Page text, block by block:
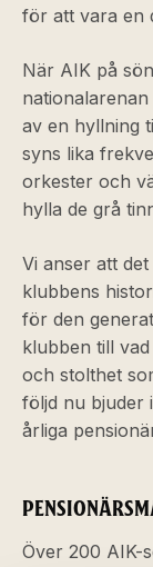
för att vara en
När AIK på
av en hyllning
syns lika
orkester och
hylla de grå
Vi anser att
klubbens
för den
klubben till
och stolthet
följd nu bjuder
årliga
Över 200 AIK-